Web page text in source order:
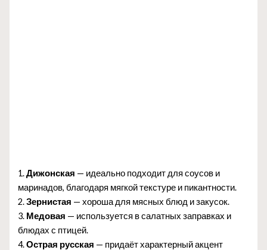
1.Дижонская — идеально подходит для соусов и
маринадов, благодаря мягкой текстуре и пикантности.
2.Зернистая — хороша для мясных блюд и закусок.
3. Медовая — используется в салатных заправках и
блюдах с птицей.
4.Острая русская — придаёт характерный акцент